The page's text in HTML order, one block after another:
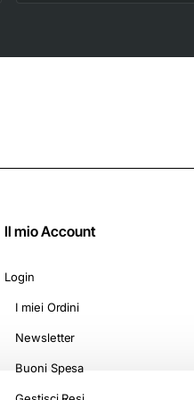
Melatonina
Il mio Account
Login
I miei Ordini
Newsletter
Buoni Spesa